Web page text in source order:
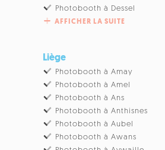
Photobooth à Dessel
AFFICHER LA SUITE
Liège
Photobooth à Amay
Photobooth à Amel
Photobooth à Ans
Photobooth à Anthisnes
Photobooth à Aubel
Photobooth à Awans